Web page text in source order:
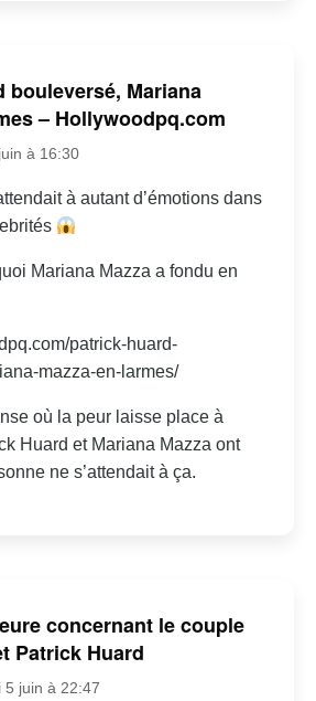
bouleversé, Mariana
– Hollywoodpq.com
à 16:30
à autant d’émotions dans
Mariana Mazza a fondu en
patrick-huard-
mazza-en-larmes/
où la peur laisse place à
Huard et Mariana Mazza ont
ne s’attendait à ça.
concernant le couple
Patrick Huard
5 juin à 22:47